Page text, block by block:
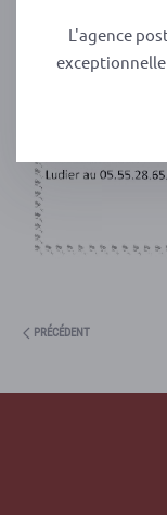
PRÉCÉDENT
L'agence